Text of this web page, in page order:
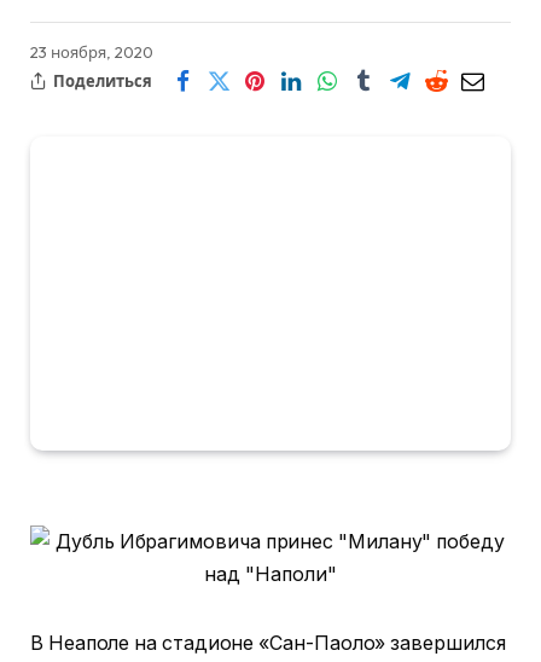
23 ноября, 2020
Поделиться
В Неаполе на стадионе «Сан-Паоло» завершился